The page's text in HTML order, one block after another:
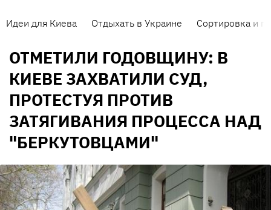
Идеи для Киева Отдыхать в Украине Сортировка и
ОТМЕТИЛИ ГОДОВЩИНУ: В
КИЕВЕ ЗАХВАТИЛИ СУД,
ПРОТЕСТУЯ ПРОТИВ
ЗАТЯГИВАНИЯ ПРОЦЕССА НАД
"БЕРКУТОВЦАМИ"